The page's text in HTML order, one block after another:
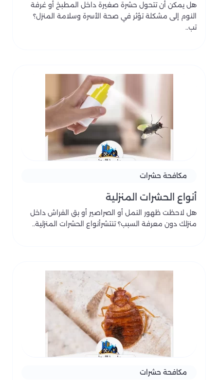
هل يمكن أن تتحول حشرة صغيرة داخل المطبخ أو غرفة
النوم إلى مشكلة تؤثر في صحة الأسرة وسلامة المنزل؟
تب..
مكافحة حشرات
أنواع الحشرات المنزلية
هل لاحظت ظهور النمل أو الصراصير أو بق الفراش داخل
منزلك دون معرفة السبب؟ تنتشرأنواع الحشرات المنزلية..
مكافحة حشرات